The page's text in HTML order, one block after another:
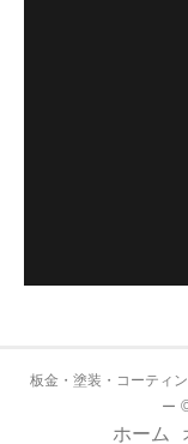
板金・塗装・コーティ
ー
ホーム